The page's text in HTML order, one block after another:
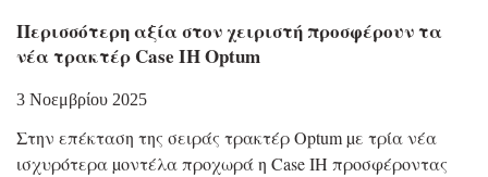
Περισσότερη αξία στον χειριστή προσφέρουν τα
νέα τρακτέρ Case IH Optum
3 Νοεμβρίου 2025
Στην επέκταση της σειράς τρακτέρ Optum µε τρία νέα
ισχυρότερα µοντέλα προχωρά η Case IH προσφέροντας